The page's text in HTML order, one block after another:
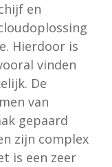
en
Hierdoor is
vinden
De
van
gepaard
zijn complex
is een zeer